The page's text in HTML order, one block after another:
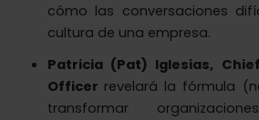
cómo las conversaciones
cultura de una empresa.
Patricia (Pat) Iglesias,
Officer revelará la fórmula
transformar